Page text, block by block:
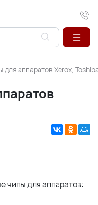
для аппаратов Xerox,
чипы для аппаратов: